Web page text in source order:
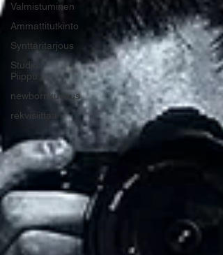
Valmistuminen
Ammattitutkinto
Synttäritarjous
Studio
Piippu
newbornkuvaus
rekvisiittaa